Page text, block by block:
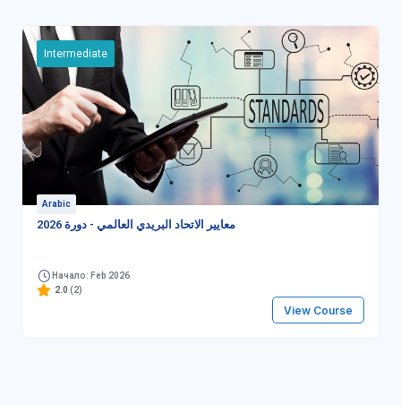
Intermediate
Arabic
معايير الاتحاد البريدي العالمي - دورة 2026
Начало: Feb 2026
2.0 (2)
View Course